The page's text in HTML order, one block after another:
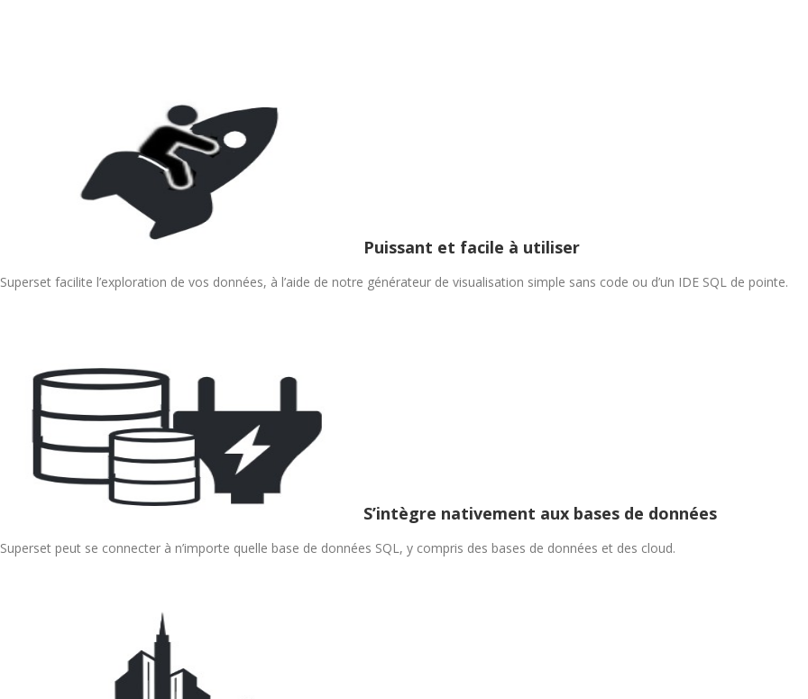
Puissant et facile à utiliser
Superset facilite l’exploration de vos données, à l’aide de notre générateur de visualisation simple sans code ou d’un IDE SQL de pointe.
S’intègre nativement aux bases de données
Superset peut se connecter à n’importe quelle base de données SQL, y compris des bases de données et des cloud.